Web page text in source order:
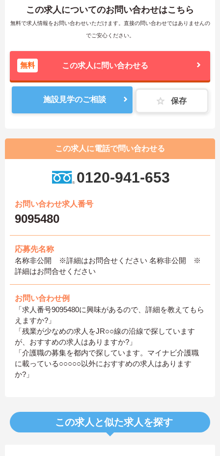
この求人についてのお問い合わせはこちら
無料で求人情報をお問い合わせいただけます。直接の問い合わせではありませんの
でご安心ください。
無料 この求人に問い合わせる
施設見学のご相談 保存
この求人に電話で問い合わせる
0120-941-653
お問い合わせ求人番号
9095480
応募先名称
名称非公開 ※詳細はお問合せください 名称非公開 ※
詳細はお問合せください
お問い合わせ例
「求人番号9095480に興味があるので、詳細を教えてもら
えますか?」
「残業が少なめの求人をJR○○線の沿線で探しています
が、おすすめの求人はありますか?」
「介護職の募集を都内で探しています。マイナビ介護職
に載っている○○○○○以外におすすめの求人はあります
か?」
この求人と似た求人を探す